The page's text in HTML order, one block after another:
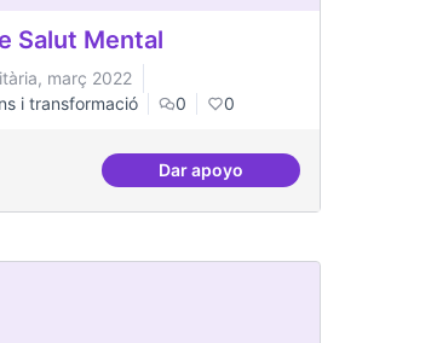
Salut Mental
març 2022
i transformació
0 0
Dar apoyoJornades de Salut Mental